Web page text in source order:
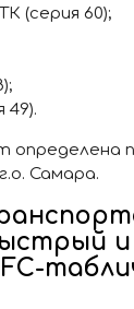
(серия 60);
49).
определена
Самара.